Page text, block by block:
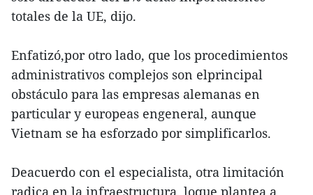
totales de la UE, dijo.
Enfatizó,por otro lado, que los procedimientos
administrativos complejos son elprincipal
obstáculo para las empresas alemanas en
particular y europeas engeneral, aunque
Vietnam se ha esforzado por simplificarlos.
Deacuerdo con el especialista, otra limitación
radica en la infraestructura, loque plantea a